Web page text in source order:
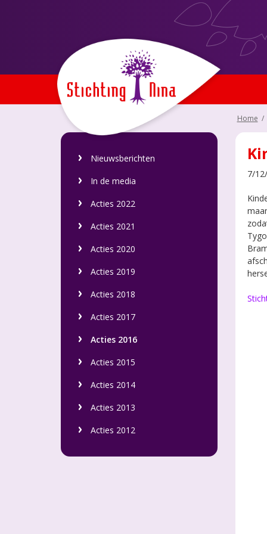
Home /
Nieuwsberichten
In de media
Acties 2022
Acties 2021
Acties 2020
Acties 2019
Acties 2018
Acties 2017
Acties 2016
Acties 2015
Acties 2014
Acties 2013
Acties 2012
7/